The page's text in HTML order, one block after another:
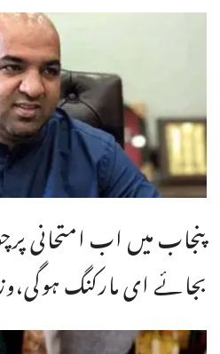
پنجاب میں اب امتحانی
بجائے ای مارکنگ